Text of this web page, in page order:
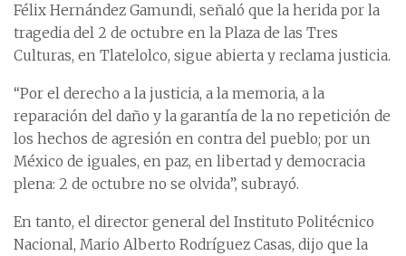
Félix Hernández Gamundi, señaló que la herida por la
tragedia del 2 de octubre en la Plaza de las Tres
Culturas, en Tlatelolco, sigue abierta y reclama justicia.
“Por el derecho a la justicia, a la memoria, a la
reparación del daño y la garantía de la no repetición de
los hechos de agresión en contra del pueblo; por un
México de iguales, en paz, en libertad y democracia
plena: 2 de octubre no se olvida”, subrayó.
En tanto, el director general del Instituto Politécnico
Nacional, Mario Alberto Rodríguez Casas, dijo que la